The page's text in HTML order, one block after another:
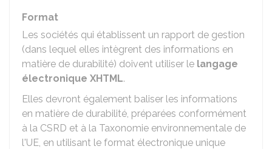
Format
Les sociétés qui établissent un rapport de gestion
(dans lequel elles intègrent des informations en
matière de durabilité) doivent utiliser le langage
électronique XHTML.
Elles devront également baliser les informations
en matière de durabilité, préparées conformément
à la CSRD et à la Taxonomie environnementale de
l'UE, en utilisant le format électronique unique